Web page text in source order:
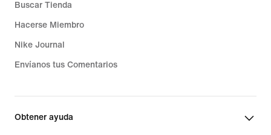
Buscar Tienda
Hacerse Miembro
Nike Journal
Envíanos tus Comentarios
Obtener ayuda